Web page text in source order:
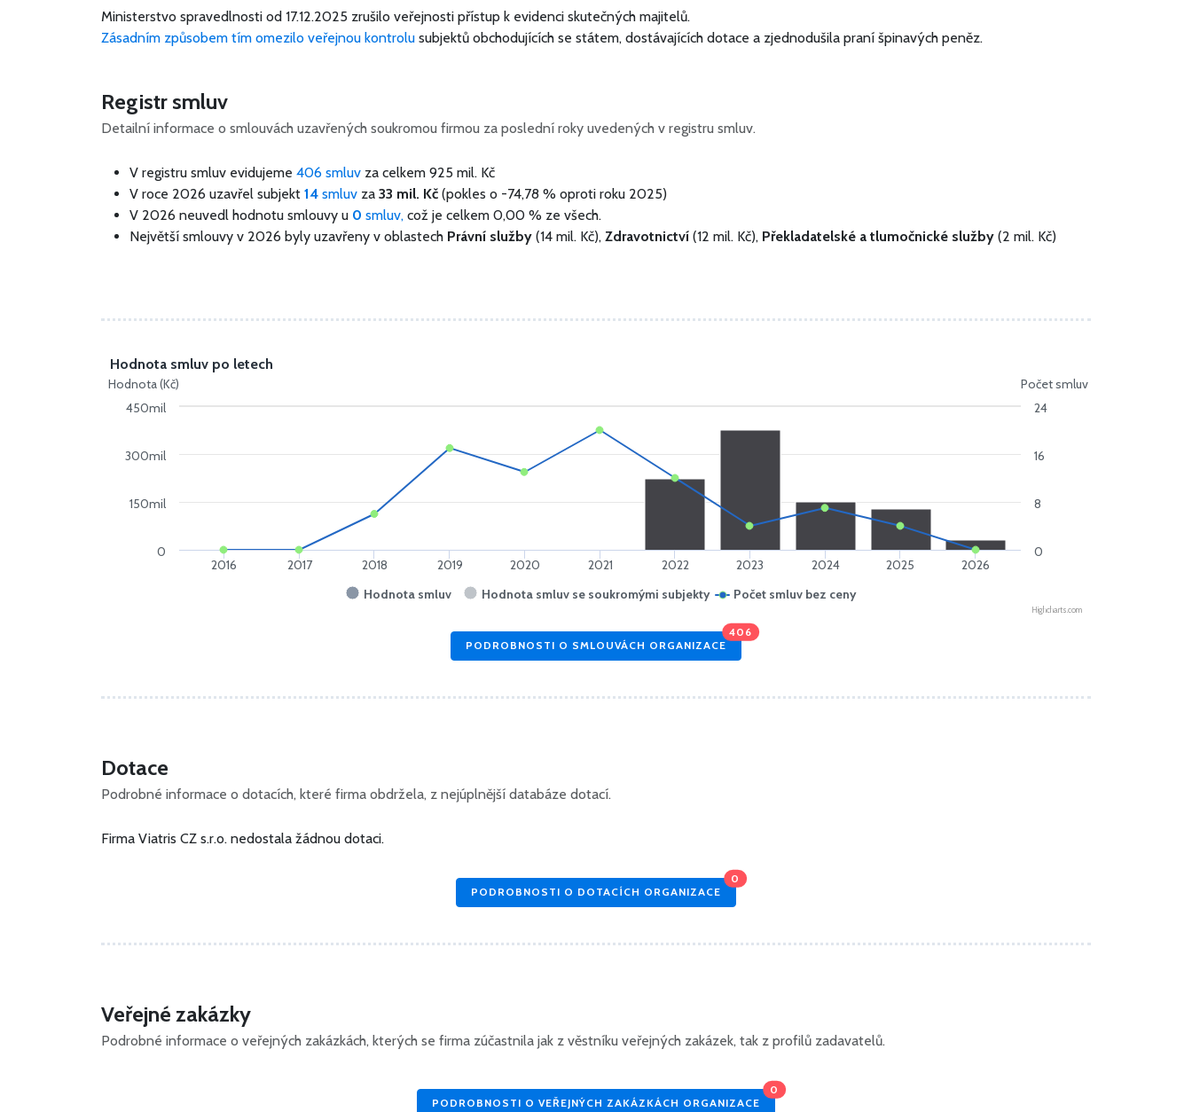
Ministerstvo spravedlnosti od 17.12.2025 zrušilo veřejnosti přístup k evidenci skutečných majitelů.
Zásadním způsobem tím omezilo veřejnou kontrolu subjektů obchodujících se státem, dostávajících dotace a zjednodušila praní špinavých peněz.
Registr smluv
Detailní informace o smlouvách uzavřených soukromou firmou za poslední roky uvedených v registru smluv.
V registru smluv evidujeme 406 smluv za celkem 925 mil. Kč
V roce 2026 uzavřel subjekt 14 smluv za 33 mil. Kč (pokles o -74,78 % oproti roku 2025)
V 2026 neuvedl hodnotu smlouvy u 0 smluv, což je celkem 0,00 % ze všech.
Největší smlouvy v 2026 byly uzavřeny v oblastech Právní služby (14 mil. Kč), Zdravotnictví (12 mil. Kč), Překladatelské a tlumočnické služby (2 mil. Kč)
Hodnota (Kč) Počet smluv
Hodnota smluv po letech
Hodnota smluv Hodnota smluv se soukromými subjekty Počet smluv bez ceny
2016 2017 2018 2019 2020 2021 2022 2023 2024 2025 2026
0
150mil
300mil
450mil
0
8
16
24
Highcharts.com
PODROBNOSTI O SMLOUVÁCH ORGANIZACE
406
Dotace
Podrobné informace o dotacích, které firma obdržela, z nejúplnější databáze dotací.
Firma Viatris CZ s.r.o. nedostala žádnou dotaci.
PODROBNOSTI O DOTACÍCH ORGANIZACE
0
Veřejné zakázky
Podrobné informace o veřejných zakázkách, kterých se firma zúčastnila jak z věstníku veřejných zakázek, tak z profilů zadavatelů.
PODROBNOSTI O VEŘEJNÝCH ZAKÁZKÁCH ORGANIZACE
0